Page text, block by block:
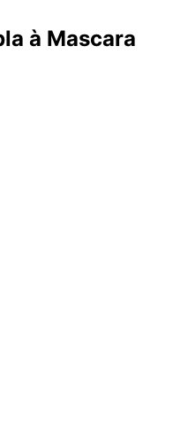
à Mascara